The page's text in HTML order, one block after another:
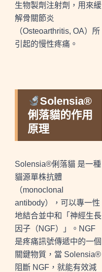
生物製劑注射劑，用來緩
解骨關節炎
（Osteoarthritis, OA）所
引起的慢性疼痛。
Solensia®
俐落貓的作用
原理
Solensia®俐落貓 是一種
貓源單株抗體
（monoclonal
antibody），可以專一性
地結合並中和「神經生長
因子（NGF）」。NGF
是疼痛訊號傳遞中的一個
關鍵物質，當 Solensia®
阻斷 NGF，就能有效減